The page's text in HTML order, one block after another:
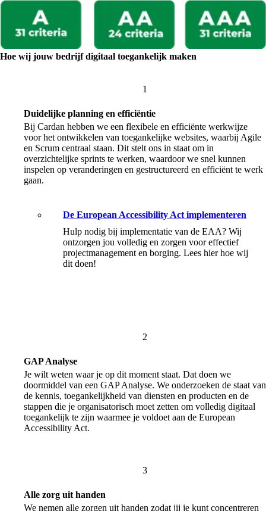
Hoe wij jouw bedrijf digitaal toegankelijk maken
Duidelijke planning en efficiëntie
Bij Cardan hebben we een flexibele en efficiënte werkwijze
voor het ontwikkelen van toegankelijke websites, waarbij Agile
en Scrum centraal staan. Dit stelt ons in staat om in
overzichtelijke sprints te werken, waardoor we snel kunnen
inspelen op veranderingen en gestructureerd en efficiënt te werk
gaan.
De European Accessibility Act implementeren
Hulp nodig bij implementatie van de EAA? Wij
ontzorgen jou volledig en zorgen voor effectief
projectmanagement en borging. Lees hier hoe wij
dit doen!
GAP Analyse
Je wilt weten waar je op dit moment staat. Dat doen we
doormiddel van een GAP Analyse. We onderzoeken de staat van
de kennis, toegankelijkheid van diensten en producten en de
stappen die je organisatorisch moet zetten om volledig digitaal
toegankelijk te zijn waarmee je voldoet aan de European
Accessibility Act.
Alle zorg uit handen
We nemen alle zorgen uit handen zodat jij je kunt concentreren